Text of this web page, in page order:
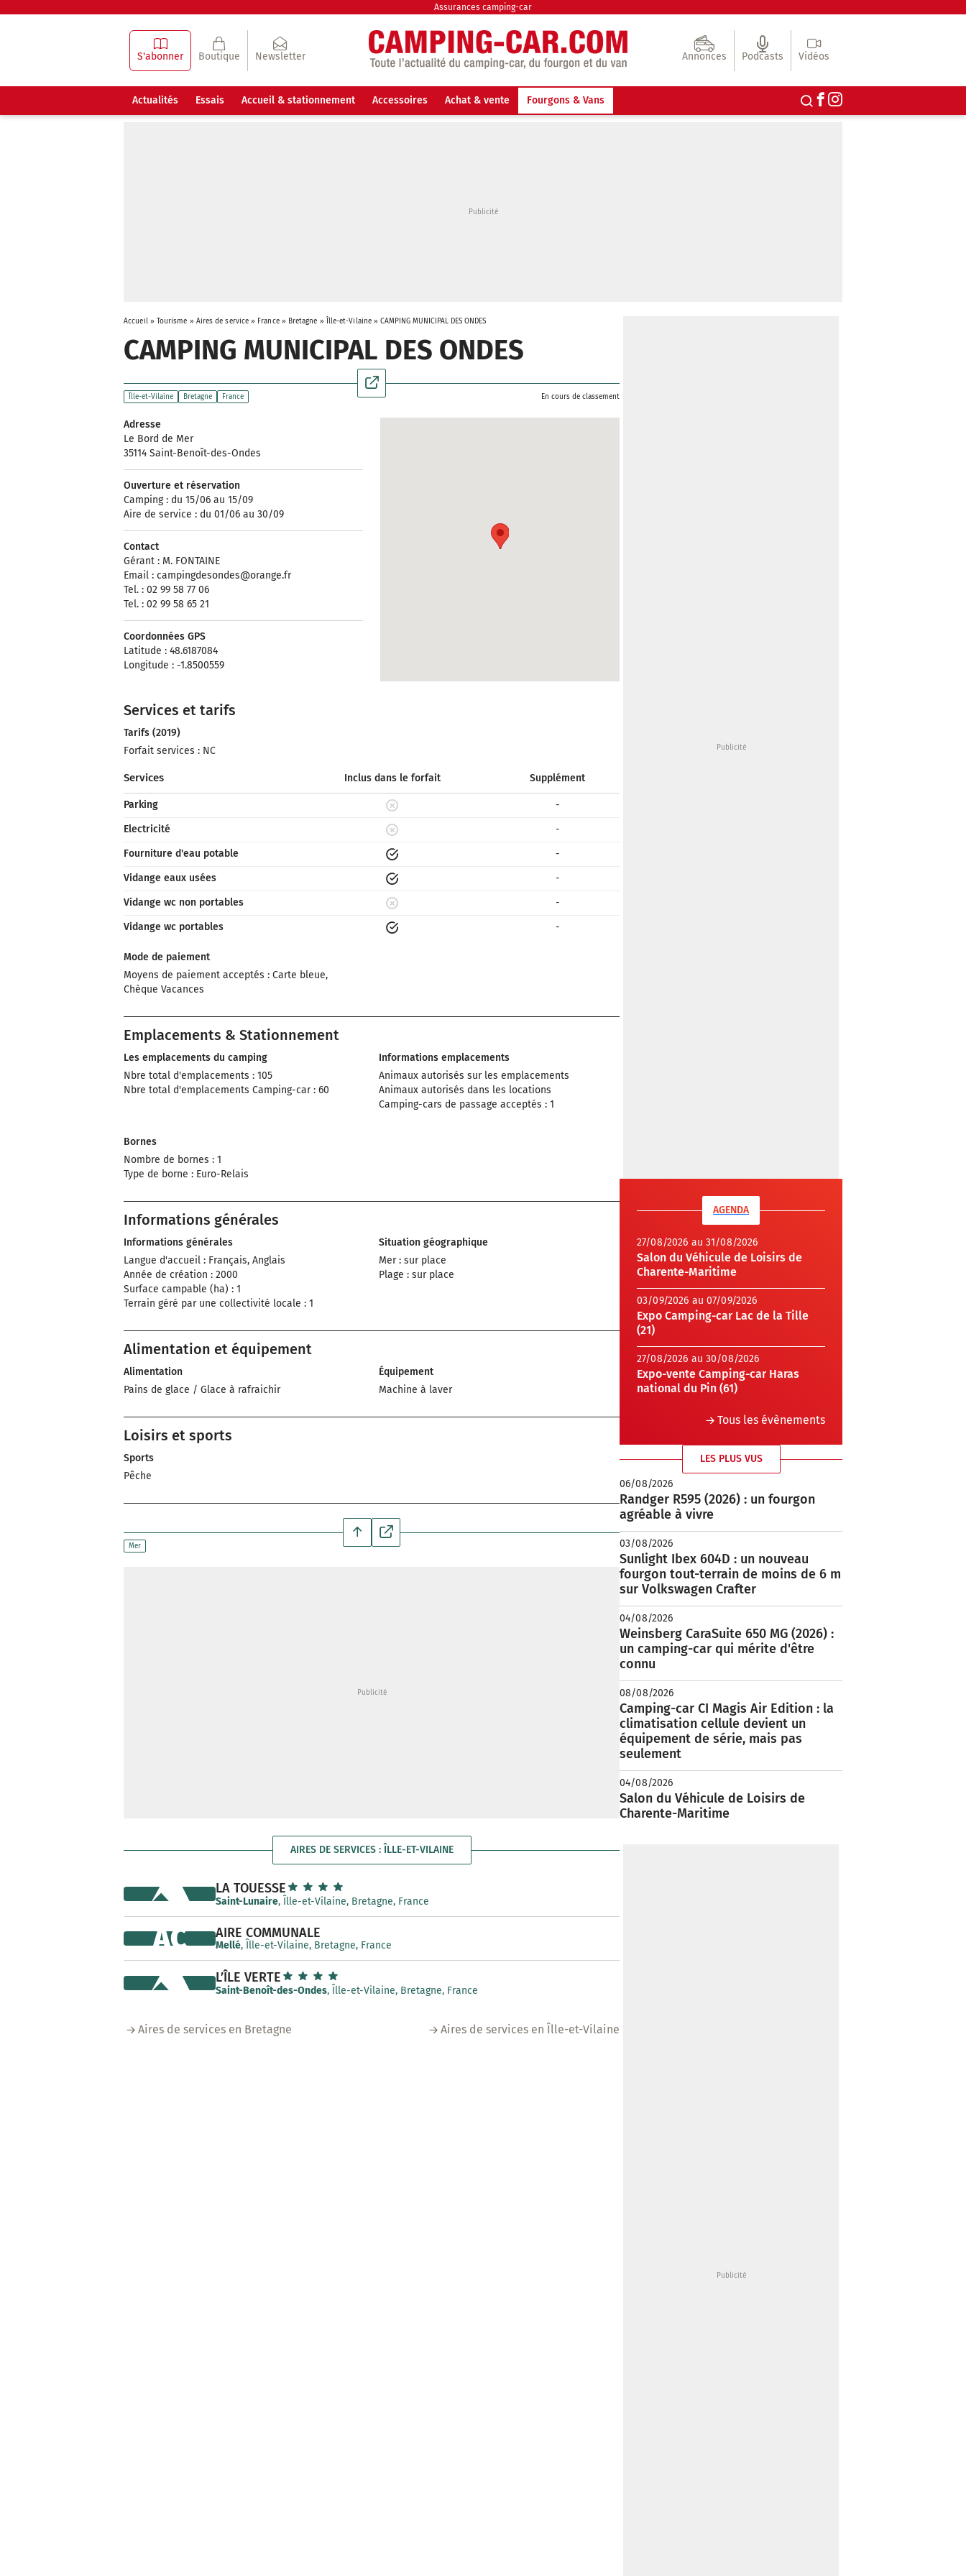
Assurances camping-car
S'abonner Boutique Newsletter Annonces Podcasts Vidéos
Actualités Essais Accueil & stationnement Accessoires Achat & vente Fourgons & Vans
Accueil» Tourisme » Aires de service » France» Bretagne » Îlle-et-Vilaine »CAMPING MUNICIPAL DES ONDES
CAMPING MUNICIPAL DES ONDES
Îlle-et-Vilaine Bretagne France En cours de classement
Adresse
Le Bord de Mer
35114 Saint-Benoît-des-Ondes
Ouverture et réservation
Camping : du 15/06 au 15/09
Aire de service : du 01/06 au 30/09
Contact
Gérant : M. FONTAINE
Email : campingdesondes@orange.fr
Tel. : 02 99 58 77 06
Tel. : 02 99 58 65 21
Coordonnées GPS
Latitude : 48.6187084
Longitude : -1.8500559
Services et tarifs
Tarifs (2019)
Forfait services : NC
Services Inclus dans le forfait Supplément
Parking
-
Electricité
-
Fourniture d'eau potable
-
Vidange eaux usées
-
Vidange wc non portables
-
Vidange wc portables
-
Mode de paiement
Moyens de paiement acceptés : Carte bleue,
Chèque Vacances
Emplacements & Stationnement
Les emplacements du camping
Nbre total d'emplacements : 105
Nbre total d'emplacements Camping-car : 60
Informations emplacements
Animaux autorisés sur les emplacements
Animaux autorisés dans les locations
Camping-cars de passage acceptés : 1
Bornes
Nombre de bornes : 1
Type de borne : Euro-Relais
Informations générales
Informations générales
Langue d'accueil : Français, Anglais
Année de création : 2000
Surface campable (ha) : 1
Terrain géré par une collectivité locale : 1
Situation géographique
Mer : sur place
Plage : sur place
Alimentation et équipement
Alimentation
Pains de glace / Glace à rafraichir
Équipement
Machine à laver
Loisirs et sports
Sports
Pêche
Mer
AIRES DE SERVICES : ÎLLE-ET-VILAINE
LA TOUESSE
Saint-Lunaire, Îlle-et-Vilaine, Bretagne, France
AIRE COMMUNALE
Mellé, Îlle-et-Vilaine, Bretagne, France
AC
L’ÎLE VERTE
Saint-Benoît-des-Ondes, Îlle-et-Vilaine, Bretagne, France
Aires de services en Bretagne Aires de services en Îlle-et-Vilaine
AGENDA
27/08/2026 au 31/08/2026
Salon du Véhicule de Loisirs de
Charente-Maritime
03/09/2026 au 07/09/2026
Expo Camping-car Lac de la Tille
(21)
27/08/2026 au 30/08/2026
Expo-vente Camping-car Haras
national du Pin (61)
Tous les évènements
LES PLUS VUS
06/08/2026
Randger R595 (2026) : un fourgon
agréable à vivre
03/08/2026
Sunlight Ibex 604D : un nouveau
fourgon tout-terrain de moins de 6 m
sur Volkswagen Crafter
04/08/2026
Weinsberg CaraSuite 650 MG (2026) :
un camping-car qui mérite d'être
connu
08/08/2026
Camping-car CI Magis Air Edition : la
climatisation cellule devient un
équipement de série, mais pas
seulement
04/08/2026
Salon du Véhicule de Loisirs de
Charente-Maritime